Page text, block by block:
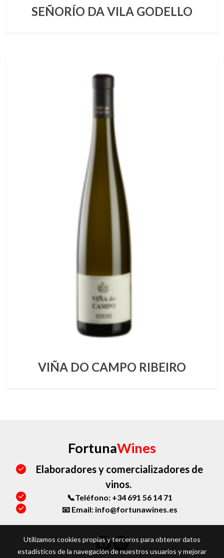
SEÑORÍO DA VILA GODELLO
VIÑA DO CAMPO RIBEIRO
FortunaWines
Elaboradores y comercializadores de
vinos.
📞Teléfono: +34 691 56 14 71
📧 Email: info@fortunawines.es
Utilizamos cookies propias y terceros para obtener datos
estadísticos de la navegación de nuestros usuarios y mejorar